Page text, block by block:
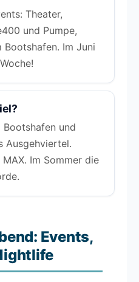
Theater,
und Pumpe,
Bootshafen. Im Juni
und
Ausgehviertel.
Im Sommer die
Events,